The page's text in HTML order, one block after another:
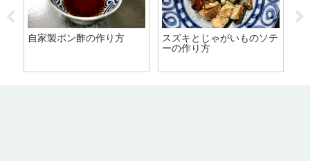
自家製ポン酢の作り方
スズキとじゃがいものソテ
ーの作り方